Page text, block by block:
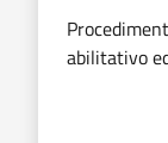
abilitativo